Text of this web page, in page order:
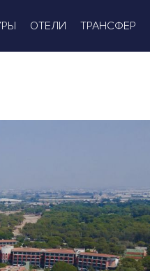
ОТЕЛИ ТРАНСФЕР